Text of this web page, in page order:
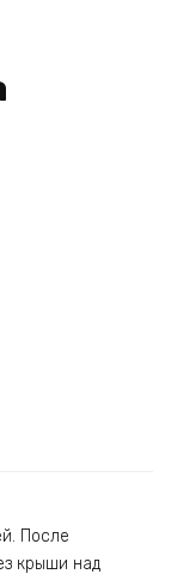
После
крыши над